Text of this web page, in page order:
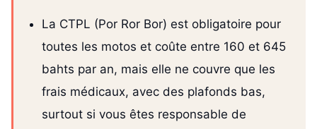
La CTPL (Por Ror Bor) est obligatoire pour
toutes les motos et coûte entre 160 et 645
bahts par an, mais elle ne couvre que les
frais médicaux, avec des plafonds bas,
surtout si vous êtes responsable de